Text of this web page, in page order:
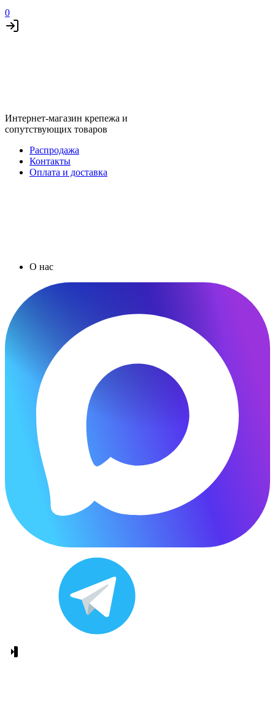
0
Интернет-магазин крепежа и
сопутствующих товаров
Распродажа
Контакты
Оплата и доставка
О нас